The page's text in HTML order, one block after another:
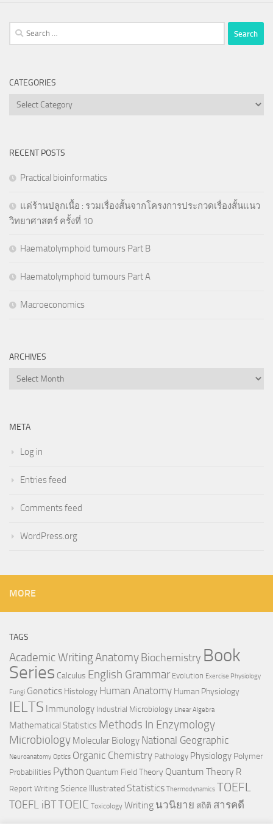
Search
for:
CATEGORIES
Categories
RECENT POSTS
Practical bioinformatics
แด่ร้านปลูกเนื้อ : รวมเรื่องสั้นจากโครงการประกวดเรื่องสั้นแนว
วิทยาศาสตร์ ครั้งที่ 10
Haematolymphoid tumours Part B
Haematolymphoid tumours Part A
Macroeconomics
ARCHIVES
Archives
META
Log in
Entries feed
Comments feed
WordPress.org
MORE
TAGS
Academic WritingAnatomy Biochemistry Book
Series Calculus English Grammar Evolution Exercise Physiology
Fungi Genetics Histology Human Anatomy Human Physiology
IELTS Immunology Industrial Microbiology Linear Algebra
Mathematical Statistics Methods In Enzymology
Microbiology Molecular Biology National Geographic
Neuroanatomy Optics Organic Chemistry Pathology Physiology Polymer
Probabilities Python Quantum Field Theory Quantum Theory R
Report Writing Science Illustrated Statistics Thermodynamics TOEFL
TOEFL iBTTOEIC Toxicology Writing นวนิยาย สถิติ สารคดี